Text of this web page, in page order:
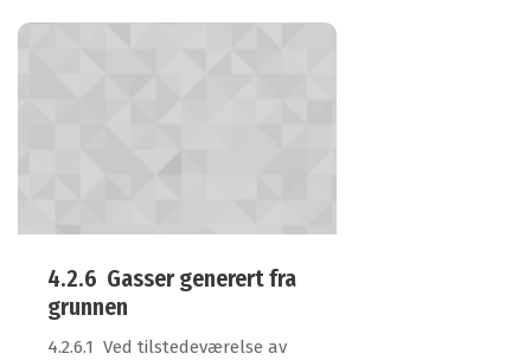
4.2.6 Gasser generert fra
grunnen
4.2.6.1 Ved tilstedeværelse av